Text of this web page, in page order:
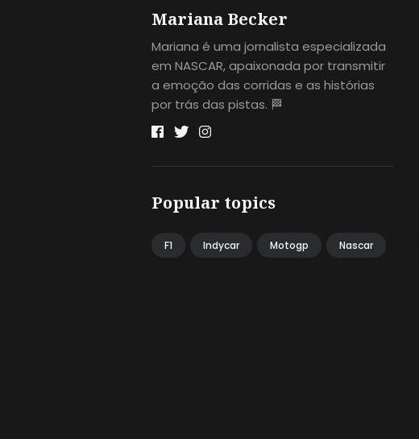
Mariana Becker
Mariana é uma jornalista especializada
em NASCAR, apaixonada por transmitir
a emoção das corridas e as histórias
por trás das pistas. 🏁
Popular topics
F1 Indycar Motogp Nascar